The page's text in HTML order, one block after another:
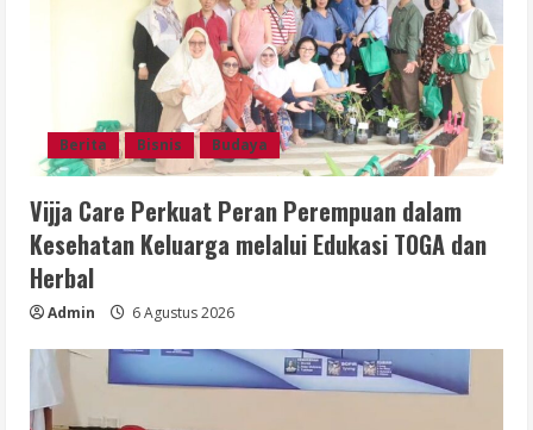
Berita Bisnis Budaya
Vijja Care Perkuat Peran Perempuan dalam
Kesehatan Keluarga melalui Edukasi TOGA dan
Herbal
Admin 6 Agustus 2026